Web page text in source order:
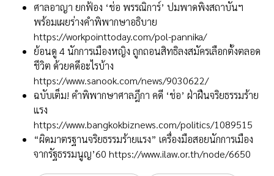
ศาลอาญา ยกฟ้อง ‘ช่อ พรรณิการ์’ ปมพาดพิงสถาบันฯ
พร้อมเผยร่างคำพิพากษาอธิบาย
https://workpointtoday.com/pol-pannika/
ย้อนดู 4 นักการเมืองหญิง ถูกถอนสิทธิลงสมัครเลือกตั้งตลอด
ชีวิต ด้วยคดีอะไรบ้าง
https://www.sanook.com/news/9030622/
ฉบับเต็ม! คำพิพากษาศาลฎีกา คดี ‘ช่อ’ ฝ่าฝืนจริยธรรมร้าย
แรง
https://www.bangkokbiznews.com/politics/1089515
“ผิดมาตรฐานจริยธรรมร้ายแรง” เครื่องมือสอยนักการเมือง
จากรัฐธรรมนูญ’60 https://www.ilaw.or.th/node/6650